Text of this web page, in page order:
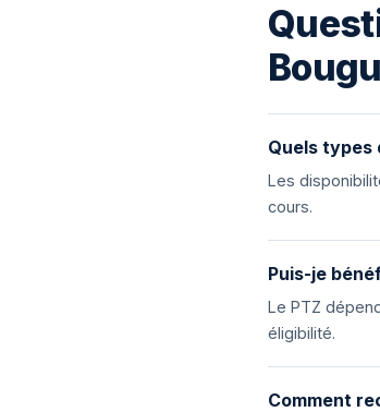
Quels types
Les
cours.
Puis-je
Le PTZ
éligibilité.
Comment